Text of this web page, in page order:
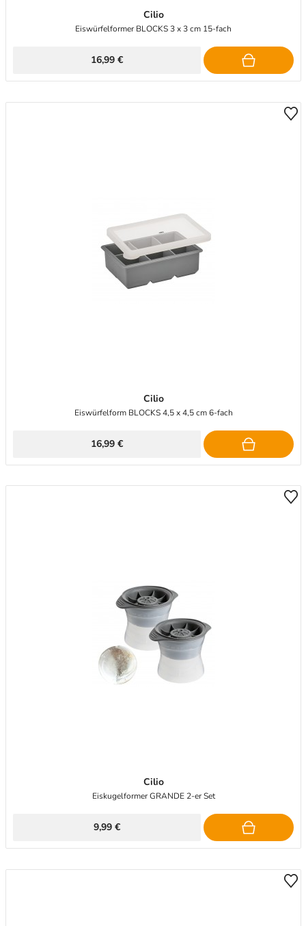
Cilio
Eiswürfelformer BLOCKS 3 x 3 cm 15-fach
16,99 €
Cilio
Eiswürfelform BLOCKS 4,5 x 4,5 cm 6-fach
16,99 €
Cilio
Eiskugelformer GRANDE 2-er Set
9,99 €